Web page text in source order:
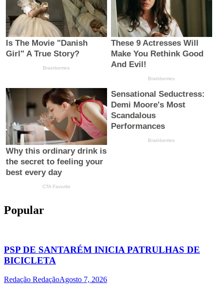
Popular
PSP DE SANTARÉM INICIA PATRULHAS DE
BICICLETA
Redação RedaçãoAgosto 7, 2026